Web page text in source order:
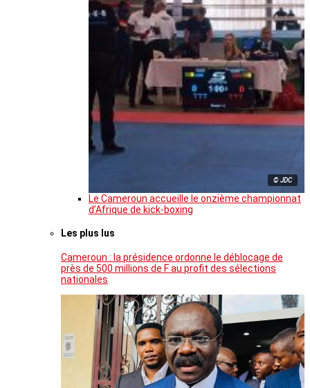
© JDC
Le Cameroun accueille le onzième championnat
d’Afrique de kick-boxing
Les plus lus
Cameroun : la présidence ordonne le déblocage de
près de 500 millions de F au profit des sélections
nationales